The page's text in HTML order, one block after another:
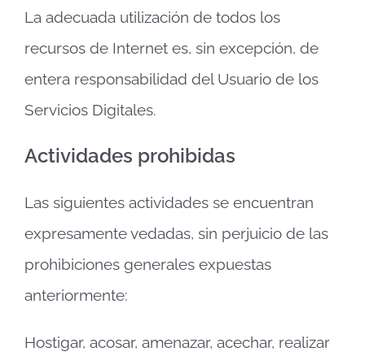
La adecuada utilización de todos los
recursos de Internet es, sin excepción, de
entera responsabilidad del Usuario de los
Servicios Digitales.
Actividades prohibidas
Las siguientes actividades se encuentran
expresamente vedadas, sin perjuicio de las
prohibiciones generales expuestas
anteriormente:
Hostigar, acosar, amenazar, acechar, realizar